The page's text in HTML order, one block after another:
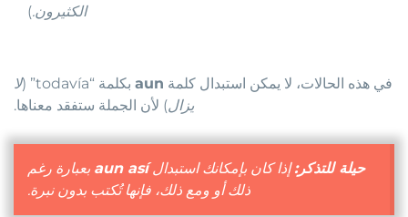
الكثيرون.)
في هذه الحالات، لا يمكن استبدال كلمة aunبكلمة “todavía” (
لا
يزال ) لأن الجملة ستفقد معناها.
حيلة للتذكر:إذا كان بإمكانك استبدالaun asíبعبارة رغم
ذلكأو ومع ذلك، فإنها تُكتب بدون نبرة.